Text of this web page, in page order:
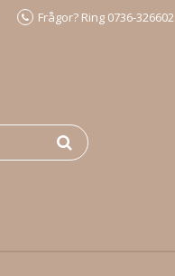
Frågor? Ring 0736-326602